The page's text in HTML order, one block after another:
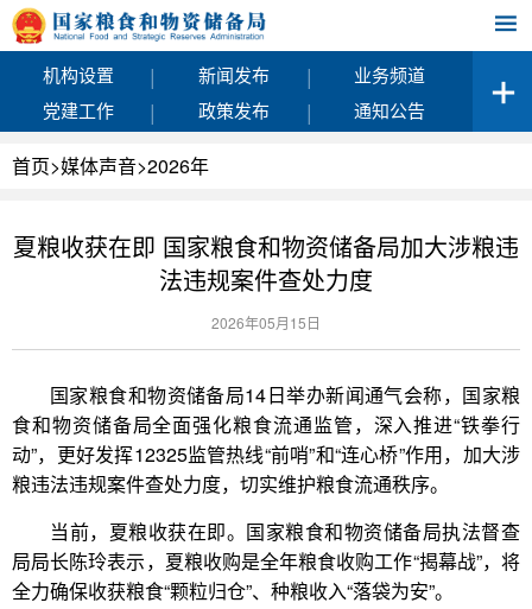
机构设置 | 新闻发布 |
业务频道
党建工作
| 政策发布 | 通知公告
首页>媒体声音>2026年
夏粮收获在即 国家粮食和物资储备局加大涉粮违
法违规案件查处力度
2026年05月15日
国家粮食和物资储备局14日举办新闻通气会称，国家粮
食和物资储备局全面强化粮食流通监管，深入推进“铁拳行
动”，更好发挥12325监管热线“前哨”和“连心桥”作用，加大涉
粮违法违规案件查处力度，切实维护粮食流通秩序。
当前，夏粮收获在即。国家粮食和物资储备局执法督查
局局长陈玲表示，夏粮收购是全年粮食收购工作“揭幕战”，将
全力确保收获粮食“颗粒归仓”、种粮收入“落袋为安”。